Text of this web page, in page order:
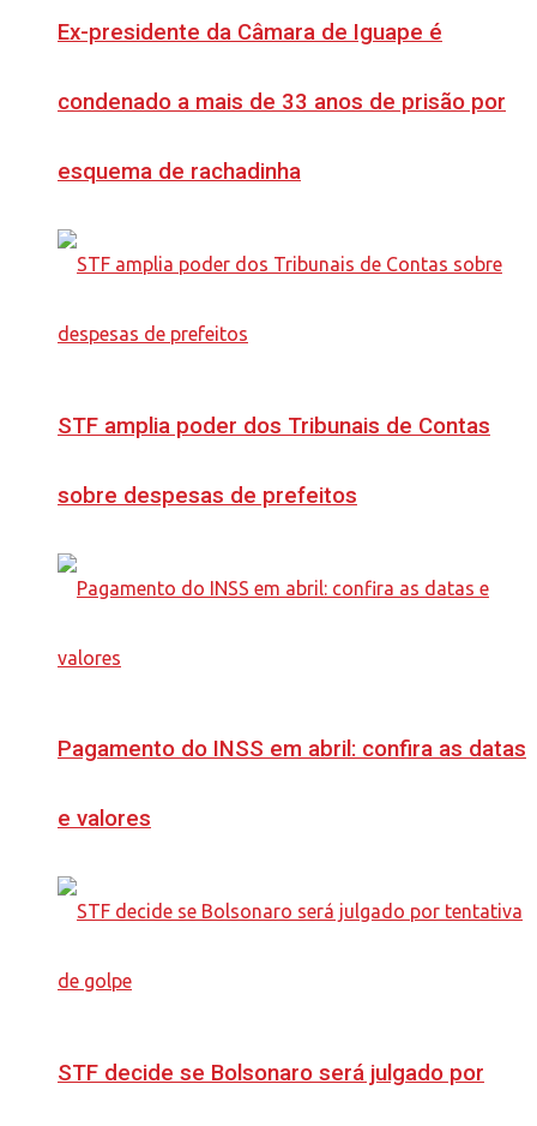
Ex-presidente da Câmara de Iguape é
condenado a mais de 33 anos de prisão por
esquema de rachadinha
STF amplia poder dos Tribunais de Contas
sobre despesas de prefeitos
Pagamento do INSS em abril: confira as datas
e valores
STF decide se Bolsonaro será julgado por